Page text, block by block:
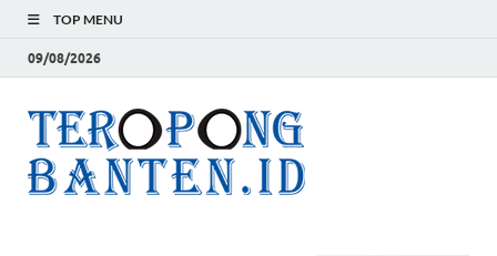
TOP MENU
09/08/2026